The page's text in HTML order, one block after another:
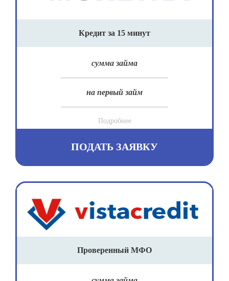
Кредит за 15 минут
сумма займа
на первый займ
Подробнее
ПОДАТЬ ЗАЯВКУ
Проверенный МФО